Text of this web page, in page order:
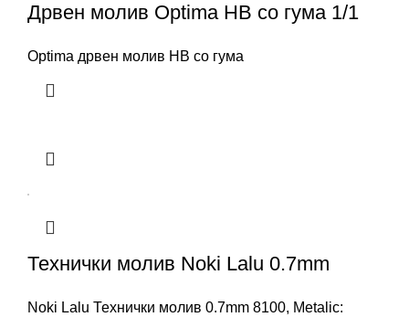
Дрвен молив Optima HB со гума 1/1
Optima дрвен молив HB со гума
Технички молив Noki Lalu 0.7mm
Noki Lalu Технички молив 0.7mm 8100, Metalic: